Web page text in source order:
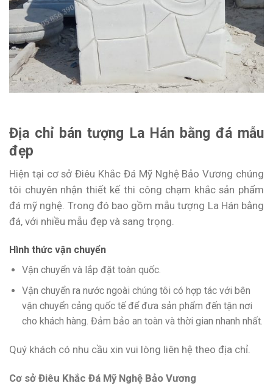
Địa chỉ bán tượng La Hán bằng đá mẫu
đẹp
Hiện tại cơ sở Điêu Khắc Đá Mỹ Nghệ Bảo Vương chúng
tôi chuyên nhận thiết kế thi công chạm khắc sản phẩm
đá mỹ nghệ. Trong đó bao gồm mẫu tượng La Hán bằng
đá, với nhiều mẫu đẹp và sang trọng.
Hình thức vận chuyển
Vận chuyển và lắp đặt toàn quốc.
Vận chuyển ra nước ngoài chúng tôi có hợp tác với bên
vận chuyển cảng quốc tế để đưa sản phẩm đến tận nơi
cho khách hàng. Đảm bảo an toàn và thời gian nhanh nhất.
Quý khách có nhu cầu xin vui lòng liên hệ theo địa chỉ.
Cơ sở Điêu Khắc Đá Mỹ Nghệ Bảo Vương